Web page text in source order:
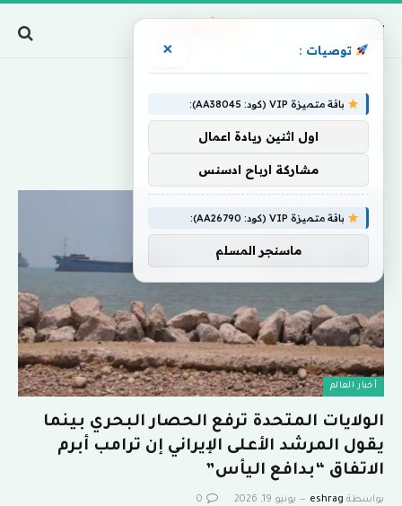
الحصار
أخبار العالم
الولايات المتحدة ترفع الحصار البحري بينما
يقول المرشد الأعلى الإيراني إن ترامب أبرم
الاتفاق “بدافع اليأس”
بواسطة eshrag يونيو 19, 2026 0
توصيات : ×
باقة متميزة VIP (كود: AA38045):
اول اثنين ريادة اعمال
مشاركة ارباح ادسنس
باقة متميزة VIP (كود: AA26790):
ماسنجر المسلم